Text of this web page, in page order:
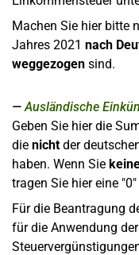
Machen Sie hier bitte
Jahres 2021 nach
weggezogen sind.
Ausländische
Geben Sie hier die
die nichtder
haben. Wenn Sie
tragen Sie hier eine "0"
Für die Beantragung
für die Anwendung